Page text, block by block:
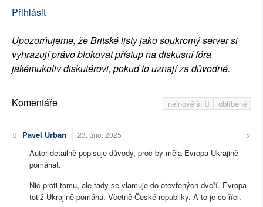
Přihlásit
Upozorňujeme, že Britské listy jako soukromý server si
vyhrazují právo blokovat přístup na diskusní fóra
jakémukoliv diskutérovi, pokud to uznají za důvodné.
nejnovější oblíbené
Komentáře
Pavel Urban 23. úno. 2025 2
Autor detailně popisuje důvody, proč by měla Evropa Ukrajině
pomáhat.
Nic proti tomu, ale tady se vlamuje do otevřených dveří. Evropa
totiž Ukrajině pomáhá. Včetně České republiky. A to je co říci.